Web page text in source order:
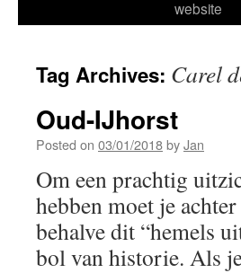
website
Tag Archives: Carel
Oud-IJhorst
Posted on 03/01/2018byJan
Om een prachtig
hebben moet je
behalve dit “hemels
bol van historie. Als